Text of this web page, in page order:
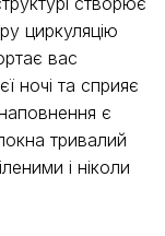
циркуляцію
вас
ночі та сприяє
є
тривалий
і ніколи